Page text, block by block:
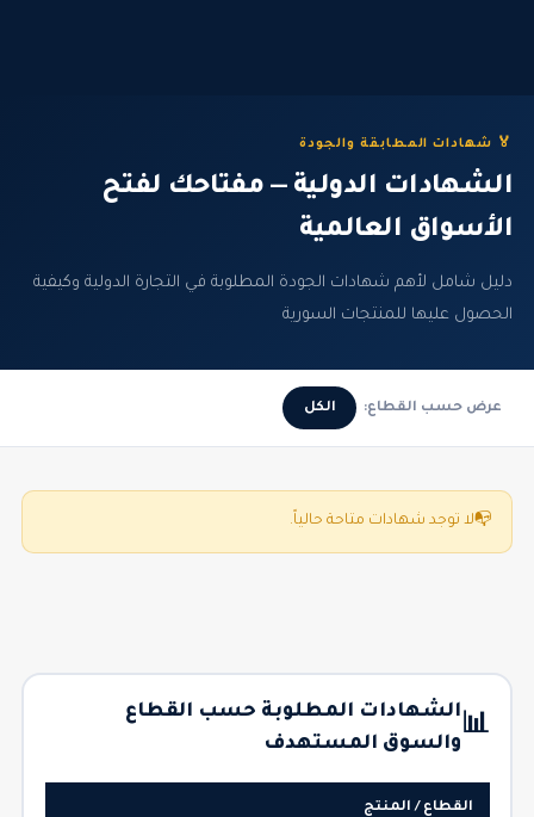
🏅 شهادات المطابقة والجودة
الشهادات الدولية — مفتاحك لفتح
الأسواق العالمية
دليل شامل لأهم شهادات الجودة المطلوبة في التجارة الدولية وكيفية
الحصول عليها للمنتجات السورية
عرض حسب القطاع: الكل
📭لا توجد شهادات متاحة حالياً.
📊
الشهادات المطلوبة حسب القطاع
والسوق المستهدف
القطاع / المنتج